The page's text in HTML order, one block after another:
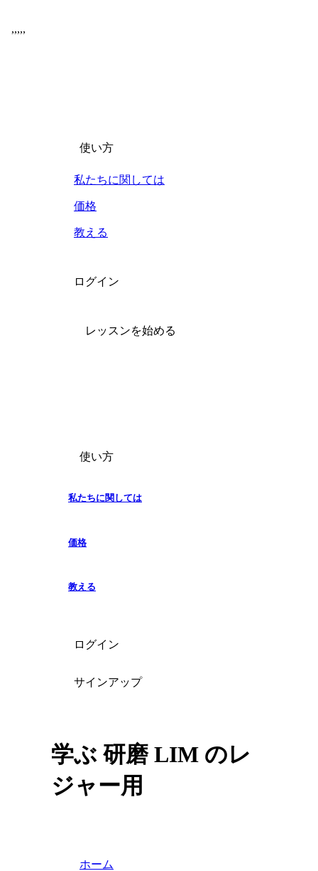
,,,,,
使い方
私たちに関しては
価格
教える
ログイン
レッスンを始める
使い方
私たちに関しては
価格
教える
ログイン
サインアップ
学ぶ 研磨 LIM のレ
ジャー用
ホーム